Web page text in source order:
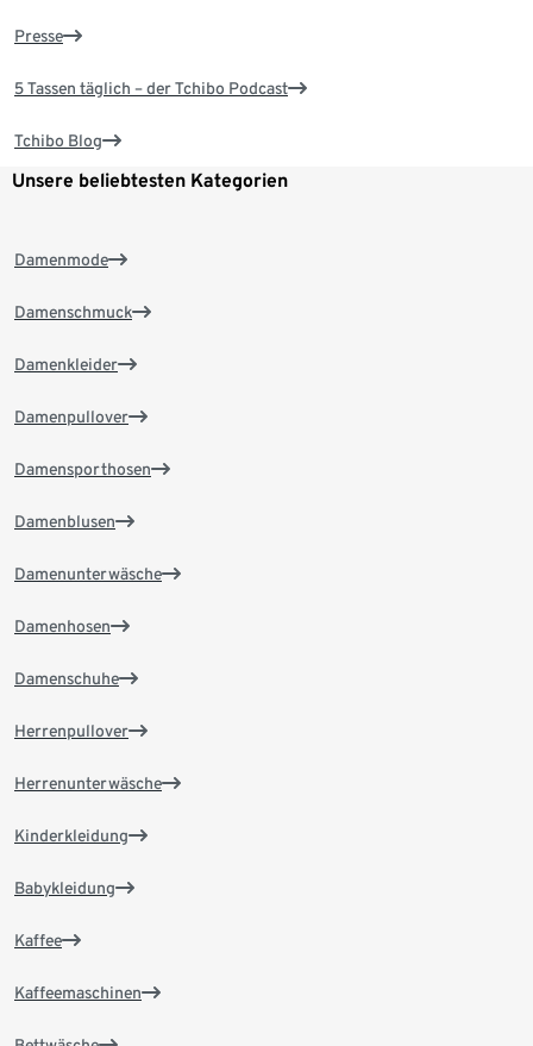
Presse
5 Tassen täglich – der Tchibo Podcast
Tchibo Blog
Unsere beliebtesten Kategorien
Damenmode
Damenschmuck
Damenkleider
Damenpullover
Damensporthosen
Damenblusen
Damenunterwäsche
Damenhosen
Damenschuhe
Herrenpullover
Herrenunterwäsche
Kinderkleidung
Babykleidung
Kaffee
Kaffeemaschinen